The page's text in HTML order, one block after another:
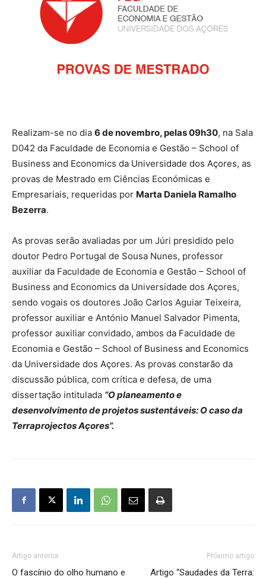
Realizam-se no dia 6 de novembro, pelas 09h30, na Sala
D042 da Faculdade de Economia e Gestão – School of
Business and Economics da Universidade dos Açores, as
provas de Mestrado em Ciências Económicas e
Empresariais, requeridas por Marta Daniela Ramalho
Bezerra.
As provas serão avaliadas por um Júri presidido pelo
doutor Pedro Portugal de Sousa Nunes, professor
auxiliar da Faculdade de Economia e Gestão – School of
Business and Economics da Universidade dos Açores,
sendo vogais os doutores João Carlos Aguiar Teixeira,
professor auxiliar e António Manuel Salvador Pimenta,
professor auxiliar convidado, ambos da Faculdade de
Economia e Gestão – School of Business and Economics
da Universidade dos Açores. As provas constarão da
discussão pública, com crítica e defesa, de uma
dissertação intitulada “O planeamento e
desenvolvimento de projetos sustentáveis: O caso da
Terraprojectos Açores”.
Artigo anterior
O fascínio do olho humano e
Próximo artigo
Artigo “Saudades da Terra: